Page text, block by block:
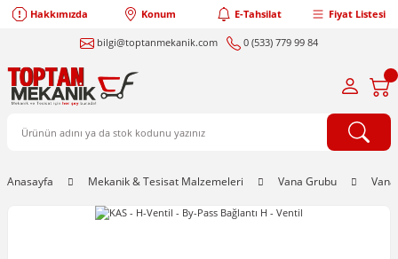
Hakkımızda Konum E-Tahsilat Fiyat Listesi
bilgi@toptanmekanik.com 0 (533) 779 99 84
Anasayfa Mekanik & Tesisat Malzemeleri Vana Grubu